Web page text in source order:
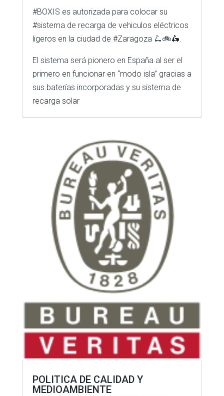
#BOXIS es autorizada para colocar su
#sistema de recarga de vehiculos eléctricos
ligeros en la ciudad de #Zaragoza 🛴🚲🛵.
El sistema será pionero en España al ser el
primero en funcionar en “modo isla” gracias a
sus baterías incorporadas y su sistema de
recarga solar
POLITICA DE CALIDAD Y
MEDIOAMBIENTE